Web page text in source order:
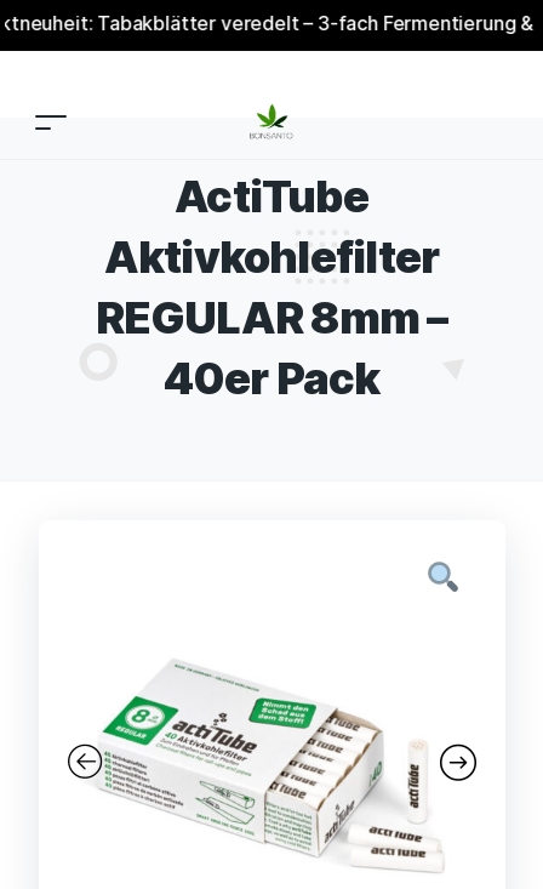
Tabakblätter veredelt – 3-fach Fermentierung &
ActiTube
Aktivkohlefilter
REGULAR 8mm –
40er Pack